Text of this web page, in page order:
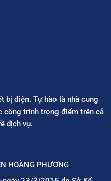
bị điện. Tự hào là nhà cung
công trình trọng điểm trên cả
dịch vụ.
HOÀNG PHƯƠNG